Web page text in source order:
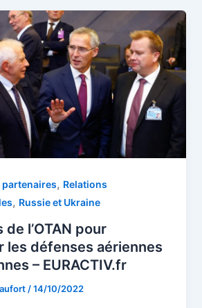
, Relations
, Russie et Ukraine
de l’OTAN pour
les défenses aériennes
– EURACTIV.fr
/14/10/2022